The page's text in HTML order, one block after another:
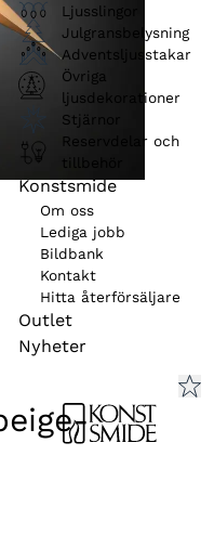
Ljusslingor
Julgransbelysning
Adventsljusstakar
Övriga
ljusdekorationer
Stjärnor
Reservdelar och
tillbehör
Konstsmide
Om oss
Lediga jobb
Bildbank
Kontakt
Hitta återförsäljare
Outlet
Nyheter